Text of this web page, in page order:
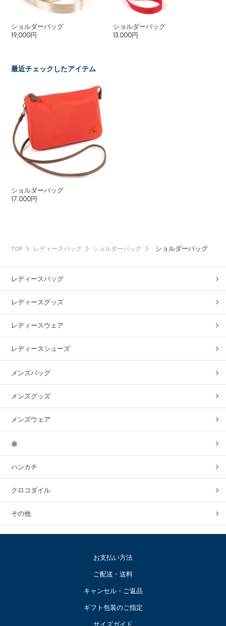
ショルダーバッグ
19,000円
ショルダーバッグ
13,000円
最近チェックしたアイテム
ショルダーバッグ
17,000円
TOP レディースバッグ ショルダーバッグ ショルダーバッグ
レディースバッグ
レディースグッズ
レディースウェア
レディースシューズ
メンズバッグ
メンズグッズ
メンズウェア
傘
ハンカチ
クロコダイル
その他
お支払い方法
ご配送・送料
キャンセル・ご返品
ギフト包装のご指定
サイズガイド